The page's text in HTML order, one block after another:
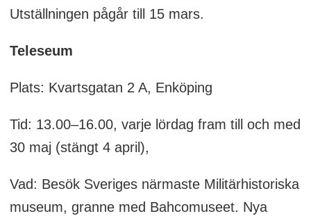
Utställningen pågår till 15 mars.
Teleseum
Plats: Kvartsgatan 2 A, Enköping
Tid: 13.00–16.00, varje lördag fram till och med
30 maj (stängt 4 april),
Vad: Besök Sveriges närmaste Militärhistoriska
museum, granne med Bahcomuseet. Nya